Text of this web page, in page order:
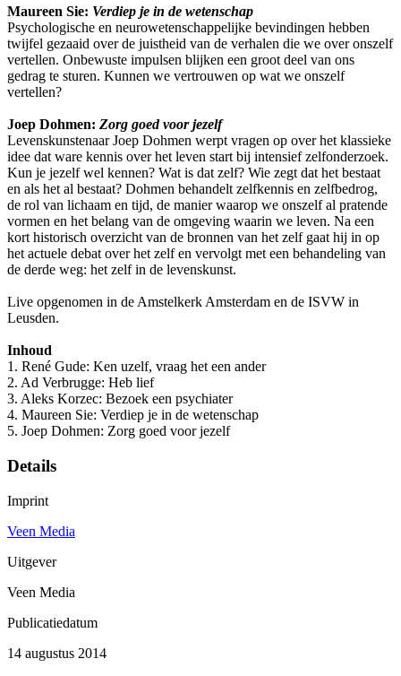
Maureen Sie: Verdiep je in de wetenschap
Psychologische en neurowetenschappelijke bevindingen hebben
twijfel gezaaid over de juistheid van de verhalen die we over onszelf
vertellen. Onbewuste impulsen blijken een groot deel van ons
gedrag te sturen. Kunnen we vertrouwen op wat we onszelf
vertellen?
Joep Dohmen: Zorg goed voor jezelf
Levenskunstenaar Joep Dohmen werpt vragen op over het klassieke
idee dat ware kennis over het leven start bij intensief zelfonderzoek.
Kun je jezelf wel kennen? Wat is dat zelf? Wie zegt dat het bestaat
en als het al bestaat? Dohmen behandelt zelfkennis en zelfbedrog,
de rol van lichaam en tijd, de manier waarop we onszelf al pratende
vormen en het belang van de omgeving waarin we leven. Na een
kort historisch overzicht van de bronnen van het zelf gaat hij in op
het actuele debat over het zelf en vervolgt met een behandeling van
de derde weg: het zelf in de levenskunst.
Live opgenomen in de Amstelkerk Amsterdam en de ISVW in
Leusden.
Inhoud
1. René Gude: Ken uzelf, vraag het een ander
2. Ad Verbrugge: Heb lief
3. Aleks Korzec: Bezoek een psychiater
4. Maureen Sie: Verdiep je in de wetenschap
5. Joep Dohmen: Zorg goed voor jezelf
Details
Imprint
Veen Media
Uitgever
Veen Media
Publicatiedatum
14 augustus 2014